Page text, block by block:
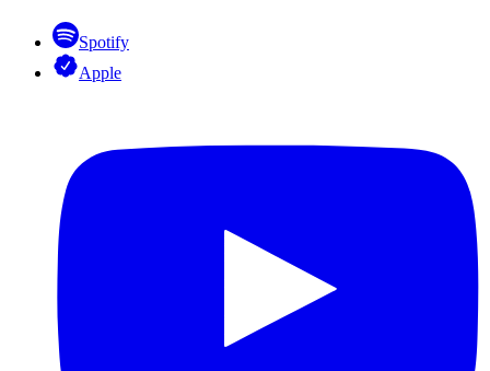
Spotify
Apple